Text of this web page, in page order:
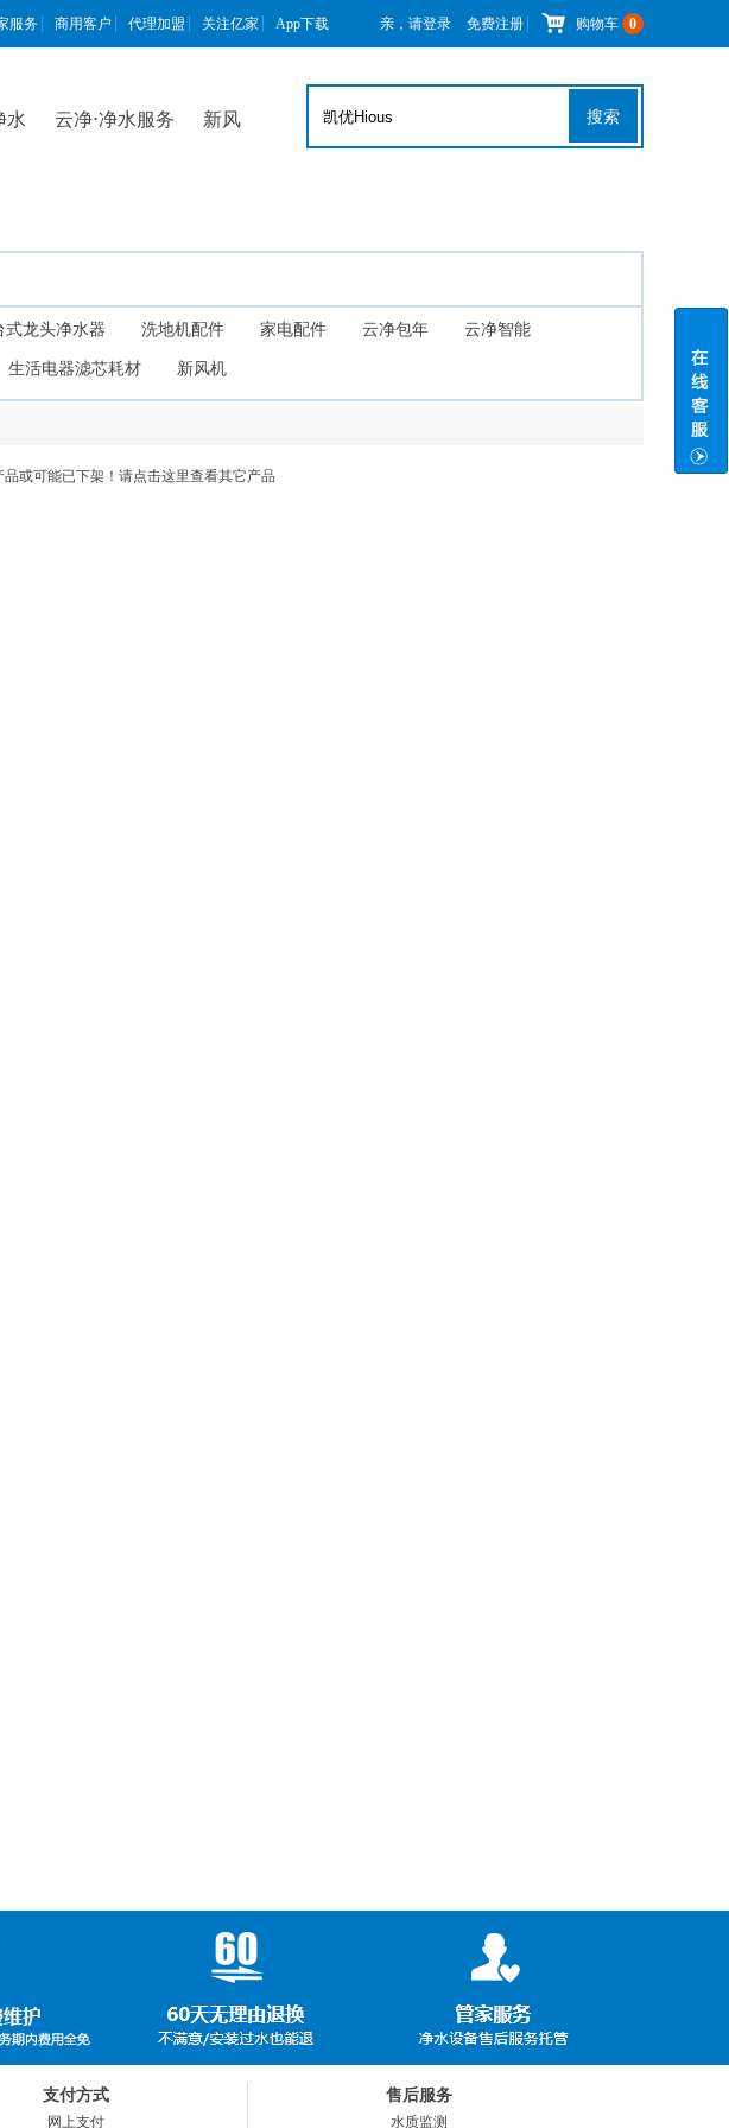
服务 商用客户 代理加盟 关注亿家 App下载 亲，请登录 免费注册 购物车 0
水 云净⋅净水服务 新风 搜索
式龙头净水器 洗地机配件 家电配件 云净包年 云净智能
生活电器滤芯耗材 新风机
或可能已下架！ 请点击这里查看其它产品
支付方式
网上支付
售后服务
水质监测